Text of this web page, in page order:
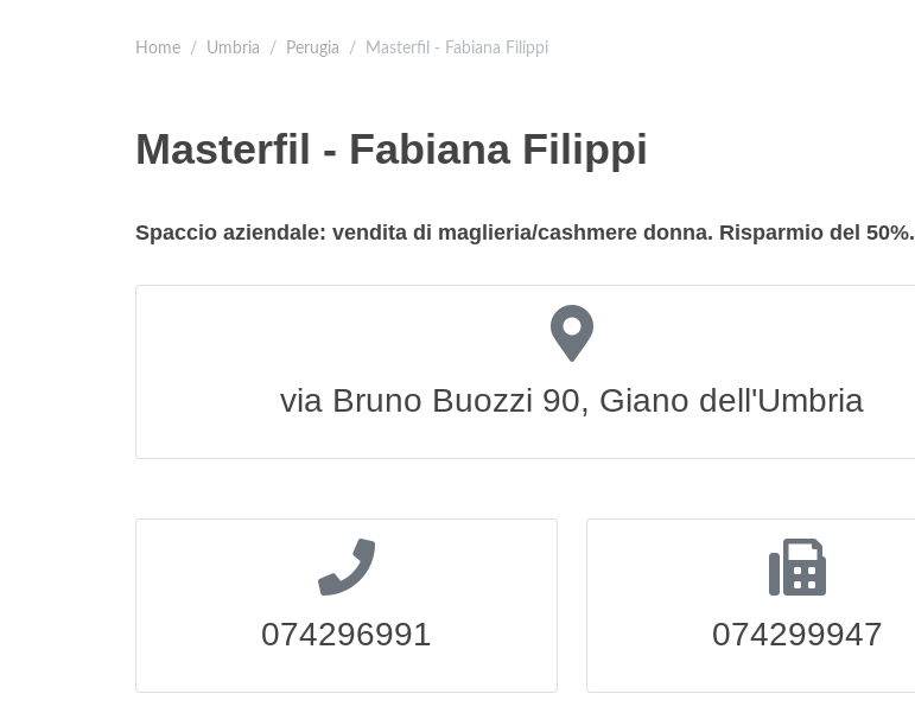
Home Umbria Perugia Masterfil - Fabiana Filippi
Masterfil - Fabiana Filippi
Spaccio aziendale: vendita di maglieria/cashmere donna. Risparmio del 50%.
via Bruno Buozzi 90, Giano dell'Umbria
074296991 074299947